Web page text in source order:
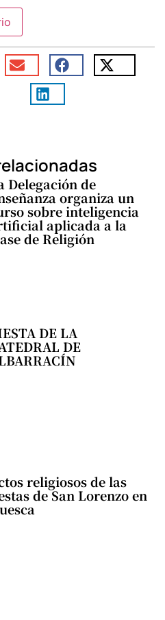
Delegación de
organiza un
sobre inteligencia
aplicada a la
de Religión
DE LA
DE
religiosos de las
de San Lorenzo en